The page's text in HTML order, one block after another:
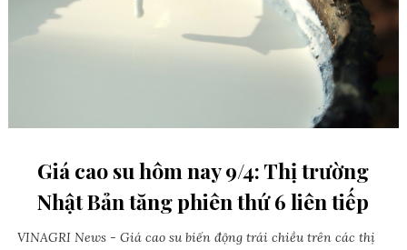
Giá cao su hôm nay 9/4: Thị trường
Nhật Bản tăng phiên thứ 6 liên tiếp
VINAGRI News - Giá cao su biến động trái chiều trên các thị